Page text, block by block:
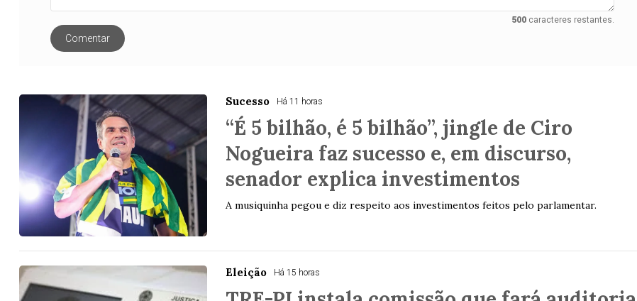
500caracteres restantes.
Comentar
Sucesso Há 11 horas
“É 5 bilhão, é 5 bilhão”, jingle de Ciro
Nogueira faz sucesso e, em discurso,
senador explica investimentos
A musiquinha pegou e diz respeito aos investimentos feitos pelo parlamentar.
Eleição Há 15 horas